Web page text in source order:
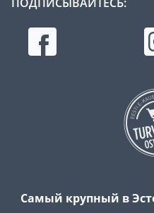
Самый крупный в